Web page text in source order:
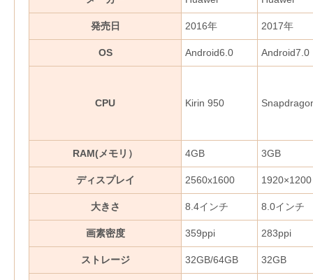
発売日 2016年 2017年
OS Android6.0 Android7.0
CPU Kirin 950
RAM(メモリ） 4GB 3GB
ディスプレイ 2560x1600 1920×1200
大きさ 8.4インチ 8.0インチ
画素密度 359ppi 283ppi
ストレージ 32GB/64GB 32GB